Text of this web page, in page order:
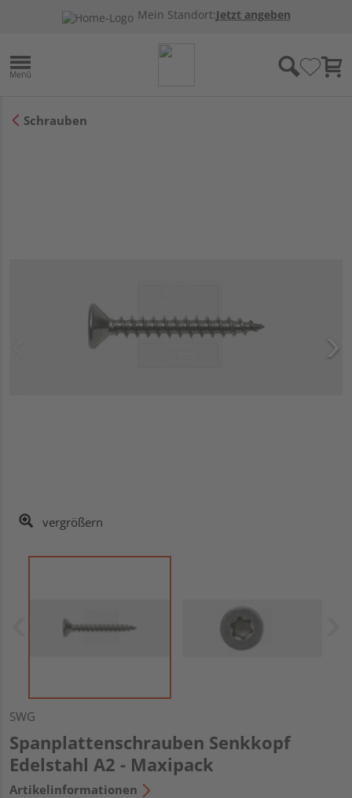
Mein Standort:Jetzt angeben
Schrauben
vergrößern
SWG
Spanplattenschrauben Senkkopf
Edelstahl A2 - Maxipack
Artikelinformationen